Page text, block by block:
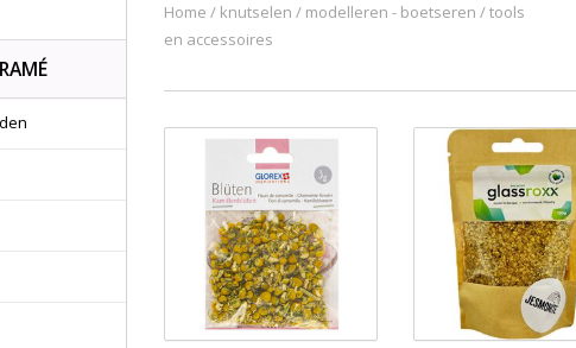
Home / knutselen / modelleren - boetseren /tools
en accessoires